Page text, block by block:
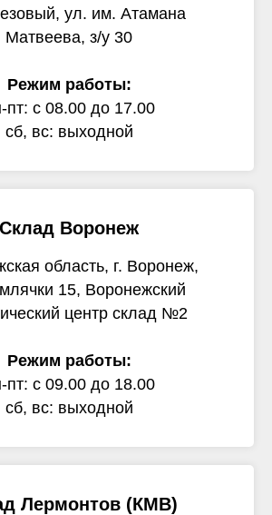
ул. им. Атамана
Матвеева, з/у 30
Режим работы:
пт: с 08.00 до 17.00
сб, вс: выходной
Склад Воронеж
область, г. Воронеж,
15, Воронежский
центр склад №2
Режим работы:
пт: с 09.00 до 18.00
сб, вс: выходной
Лермонтов (КМВ)